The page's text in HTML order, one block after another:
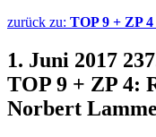
zurück zu: TOP 9 + ZP 4
1. Juni 2017
TOP 9 + ZP 4:
Norbert